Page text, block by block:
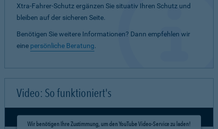
Xtra-Fahrer-Schutz ergänzen Sie situativ Ihren Schutz und
bleiben auf der sicheren Seite.
Benötigen Sie weitere Informationen? Dann empfehlen wir
eine persönliche Beratung.
Video: So funktioniert's
Wir benötigen Ihre Zustimmung, um den YouTube Video-Service zu laden!